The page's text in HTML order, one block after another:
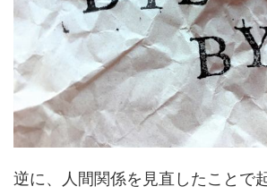
逆に、人間関係を見直したことで